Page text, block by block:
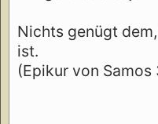
Nichts genügt
ist.
(Epikur von Samos